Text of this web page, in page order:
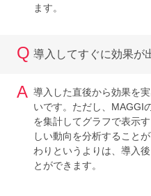
ます。
Q 導入してすぐに効果が
A 導入した直後から効果を
いです。ただし、MAGGI
を集計してグラフで表示
しい動向を分析すること
わりというよりは、導入
とができます。